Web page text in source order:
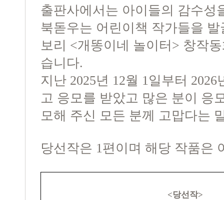
출판사에서는 아이들의 감수성
북돋우는 어린이책 작가들을 발
보리 <개똥이네 놀이터> 창작
습니다.
지난 2025년 12월 1일부터
고 응모를 받았고 많은 분이 응
모해 주신 모든 분께 고맙다는
당선작은 1편이며 해당 작품은
<당선작>